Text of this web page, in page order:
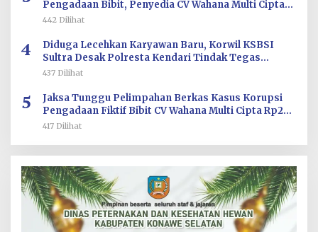
Pengadaan Bibit, Penyedia CV Wahana Multi Cipta
Terperiksa
442 Dilihat
4
Diduga Lecehkan Karyawan Baru, Korwil KSBSI
Sultra Desak Polresta Kendari Tindak Tegas
Oknum BM PT TSJ
437 Dilihat
5
Jaksa Tunggu Pelimpahan Berkas Kasus Korupsi
Pengadaan Fiktif Bibit CV Wahana Multi Cipta Rp26
Miliar
417 Dilihat